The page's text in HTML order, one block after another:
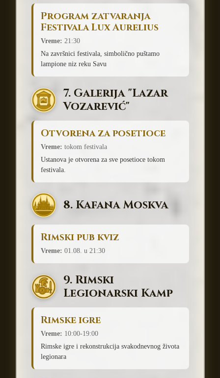
Program zatvaranja
Festivala Lux Aurelius
Vreme: 21:30
Na završnici festivala, simbolično puštamo
lampione niz reku Savu
7. Galerija "Lazar
Vozarević"
Otvorena za posetioce
Vreme: tokom festivala
Ustanova je otvorena za sve posetioce tokom
festivala.
8. Kafana Moskva
Rimski pub kviz
Vreme: 01.08. u 21:30
9. Rimski
Legionarski Kamp
Rimske igre
Vreme: 10:00-19:00
Rimske igre i rekonstrukcija svakodnevnog života
legionara